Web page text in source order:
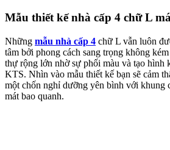
Mẫu thiết kế nhà cấp 4 chữ L
Những mẫu nhà cấp 4 chữ L vẫn luôn
tâm bởi phong cách sang trọng không
thự rộng lớn nhờ sự phối màu và tạo hình
KTS. Nhìn vào mẫu thiết kế bạn sẽ cảm
một chốn nghỉ dưỡng yên bình với khung
mát bao quanh.